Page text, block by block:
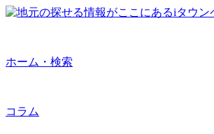
ホーム・検索
コラム